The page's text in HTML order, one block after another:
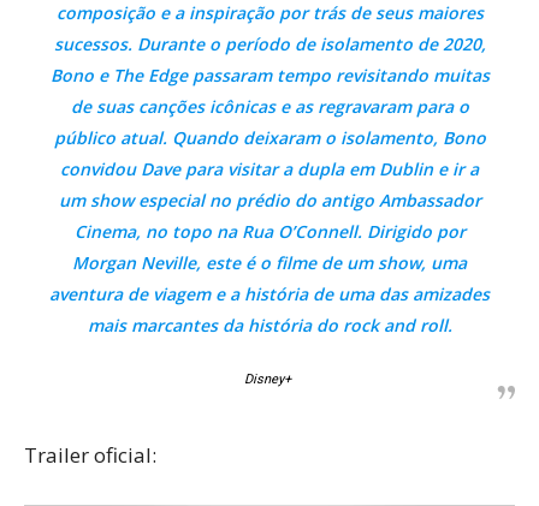
composição e a inspiração por trás de seus maiores
sucessos. Durante o período de isolamento de 2020,
Bono e The Edge passaram tempo revisitando muitas
de suas canções icônicas e as regravaram para o
público atual. Quando deixaram o isolamento, Bono
convidou Dave para visitar a dupla em Dublin e ir a
um show especial no prédio do antigo Ambassador
Cinema, no topo na Rua O’Connell. Dirigido por
Morgan Neville, este é o filme de um show, uma
aventura de viagem e a história de uma das amizades
mais marcantes da história do rock and roll.
Disney+
Trailer oficial: